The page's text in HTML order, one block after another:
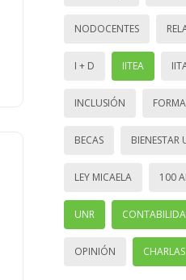
NODOCENTES
I + D IITEA
INCLUSIÓN
BECAS BIENESTAR
LEY MICAELA 100
UNR
OPINIÓN CHARLAS